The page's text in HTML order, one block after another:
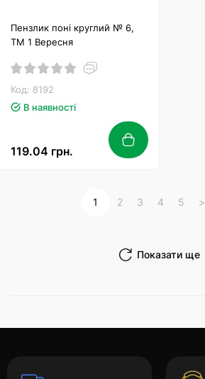
Пензлик поні круглий № 6,
ТМ 1 Вересня
Код: 8192
В наявності
119.04 грн.
Показати ще
1 2 3 4 5 >